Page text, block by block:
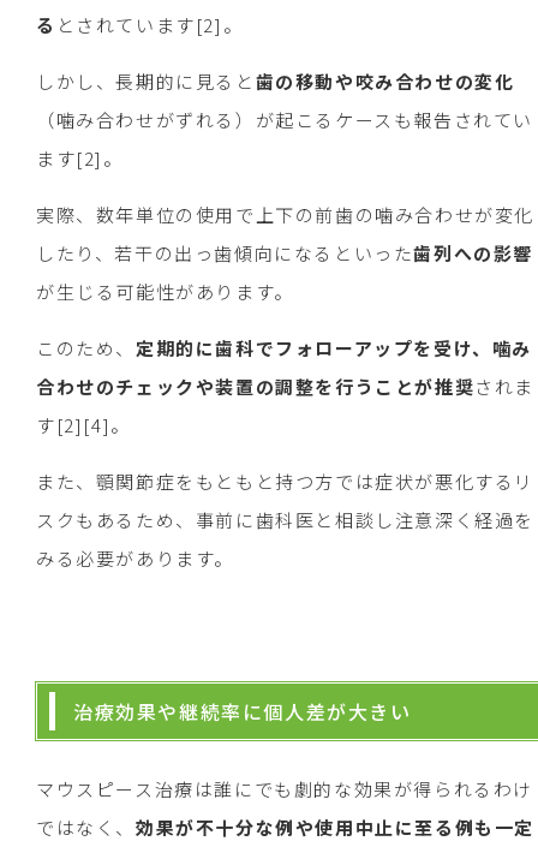
る とされています[2]。
しかし、長期的に見ると 歯の移動や咬み合わせの変化
（噛み合わせがずれる）が起こるケースも報告されてい
ます[2]。
実際、数年単位の使用で上下の前歯の噛み合わせが変化
したり、若干の出っ歯傾向になるといった歯列への影響
が生じる可能性があります。
このため、 定期的に歯科でフォローアップを受け、噛み
合わせのチェックや装置の調整を行うことが推奨されま
す[2][4]。
また、顎関節症をもともと持つ方では症状が悪化するリ
スクもあるため、事前に歯科医と相談し注意深く経過を
みる必要があります。
治療効果や継続率に個人差が大きい
マウスピース治療は誰にでも劇的な効果が得られるわけ
ではなく、 効果が不十分な例や使用中止に至る例も一定